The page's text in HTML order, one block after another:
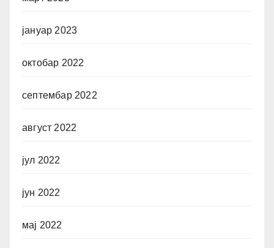
јануар 2023
октобар 2022
септембар 2022
август 2022
јул 2022
јун 2022
мај 2022